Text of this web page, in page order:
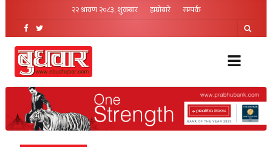
२२ श्रावण २०८३, शुक्रबार हाम्रोबारे सम्पर्क